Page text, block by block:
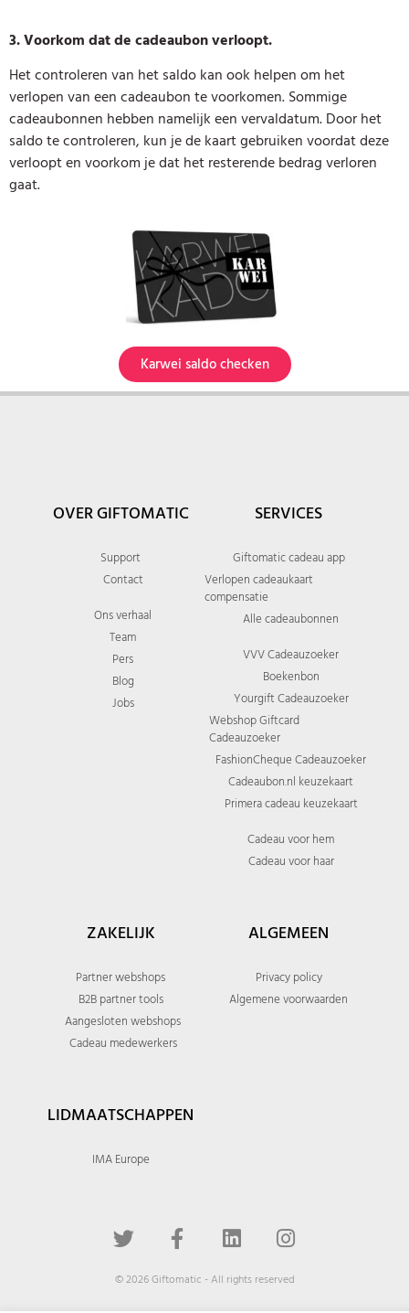
3. Voorkom dat de cadeaubon verloopt.
Het controleren van het saldo kan ook helpen om het
verlopen van een cadeaubon te voorkomen. Sommige
cadeaubonnen hebben namelijk een vervaldatum. Door het
saldo te controleren, kun je de kaart gebruiken voordat deze
verloopt en voorkom je dat het resterende bedrag verloren
gaat.
Karwei saldo checken
OVER GIFTOMATIC
Support
Contact
Ons verhaal
Team
Pers
Blog
Jobs
SERVICES
Giftomatic cadeau app
Verlopen cadeaukaart
compensatie
Alle cadeaubonnen
VVV Cadeauzoeker
Boekenbon
Yourgift Cadeauzoeker
Webshop Giftcard
Cadeauzoeker
FashionCheque Cadeauzoeker
Cadeaubon.nl keuzekaart
Primera cadeau keuzekaart
Cadeau voor hem
Cadeau voor haar
ZAKELIJK
Partner webshops
B2B partner tools
Aangesloten webshops
Cadeau medewerkers
ALGEMEEN
Privacy policy
Algemene voorwaarden
LIDMAATSCHAPPEN
IMA Europe
© 2026 Giftomatic - All rights reserved